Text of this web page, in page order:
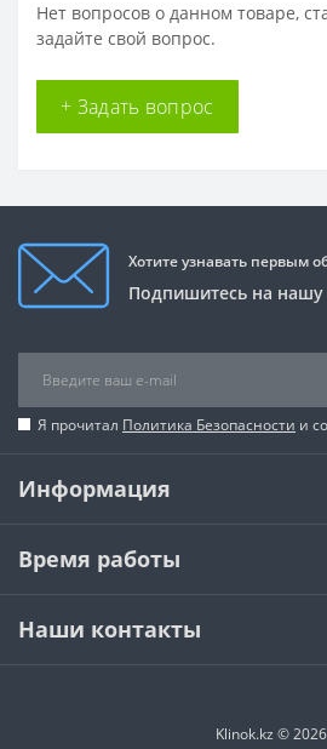
Нет вопросов о данном товаре,
задайте свой вопрос.
+ Задать вопрос
Хотите узнавать первым
Подпишитесь на нашу
Я прочитал Политика Безопасности и
Информация
Время работы
Наши контакты
Klinok.kz © 2026